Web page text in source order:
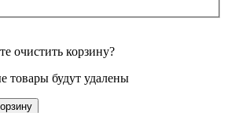
очистить корзину?
товары будут удалены